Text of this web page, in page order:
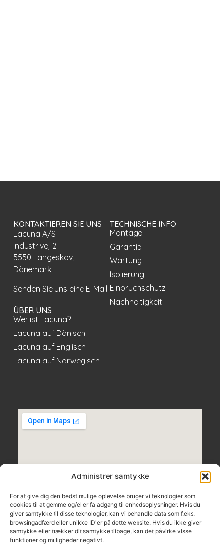
Administrer samtykke
For at give dig den bedst mulige oplevelse bruger vi teknologier som
cookies til at gemme og/eller få adgang til enhedsoplysninger. Hvis du
giver samtykke til disse teknologier, kan vi behandle data som f.eks.
browsingadfærd eller unikke ID'er på dette website. Hvis du ikke giver
samtykke eller trækker dit samtykke tilbage, kan det påvirke visse
funktioner og muligheder negativt.
KONTAKTIEREN SIE UNS
Lacuna A/S
Industrivej 2
5550 Langeskov,
Dänemark
Senden Sie uns eine E-Mail
TECHNISCHE INFO
Montage
Garantie
Wartung
Isolierung
Einbruchschutz
Nachhaltigkeit
ÜBER UNS
Wer ist Lacuna?
Lacuna auf Dänisch
Lacuna auf Englisch
Lacuna auf Norwegisch